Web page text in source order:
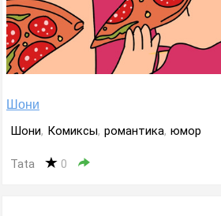
Шони
Шони, Комиксы, романтика, юмор
Tata 0